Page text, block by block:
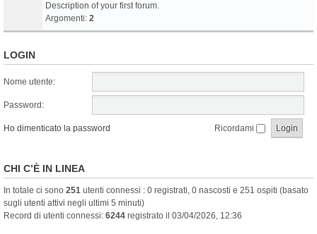
Description of your first forum.
Argomenti: 2
LOGIN
Nome utente:
Password:
Ho dimenticato la password Ricordami
CHI C’È IN LINEA
In totale ci sono 251 utenti connessi : 0 registrati, 0 nascosti e 251 ospiti (basato
sugli utenti attivi negli ultimi 5 minuti)
Record di utenti connessi: 6244 registrato il 03/04/2026, 12:36